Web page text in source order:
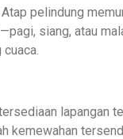
Atap pelindung
siang, atau
lapangan
kemewahan